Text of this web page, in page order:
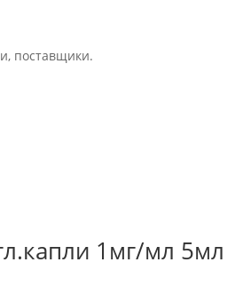
поставщики.
1мг/мл 5мл